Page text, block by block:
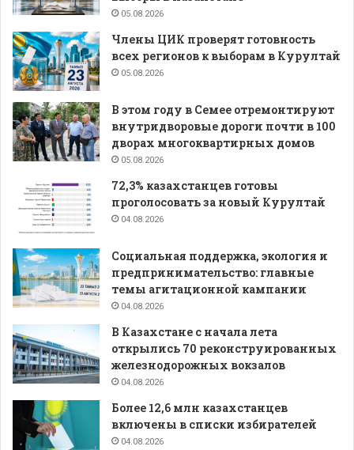
05.08.2026
Члены ЦИК проверят готовность
всех регионов к выборам в Курултай
05.08.2026
В этом году в Семее отремонтируют
внутридворовые дороги почти в 100
дворах многоквартирных домов
05.08.2026
72,3% казахстанцев готовы
проголосовать за новый Курултай
04.08.2026
Социальная поддержка, экология и
предпринимательство: главные
темы агитационной кампании
04.08.2026
В Казахстане с начала лета
открылись 70 реконструированных
железнодорожных вокзалов
04.08.2026
Более 12,6 млн казахстанцев
включены в списки избирателей
04.08.2026